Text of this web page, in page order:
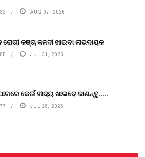
AUG 02, 2026
କଞ୍ଚା କଳଦୀ ଖାଇବା ଲାଭଦାୟକ
JUL 31, 2026
କେଉଁ ଖାଦ୍ୟ ଖାଇବେ ଜାଣନ୍ତୁ.....
JUL 28, 2026